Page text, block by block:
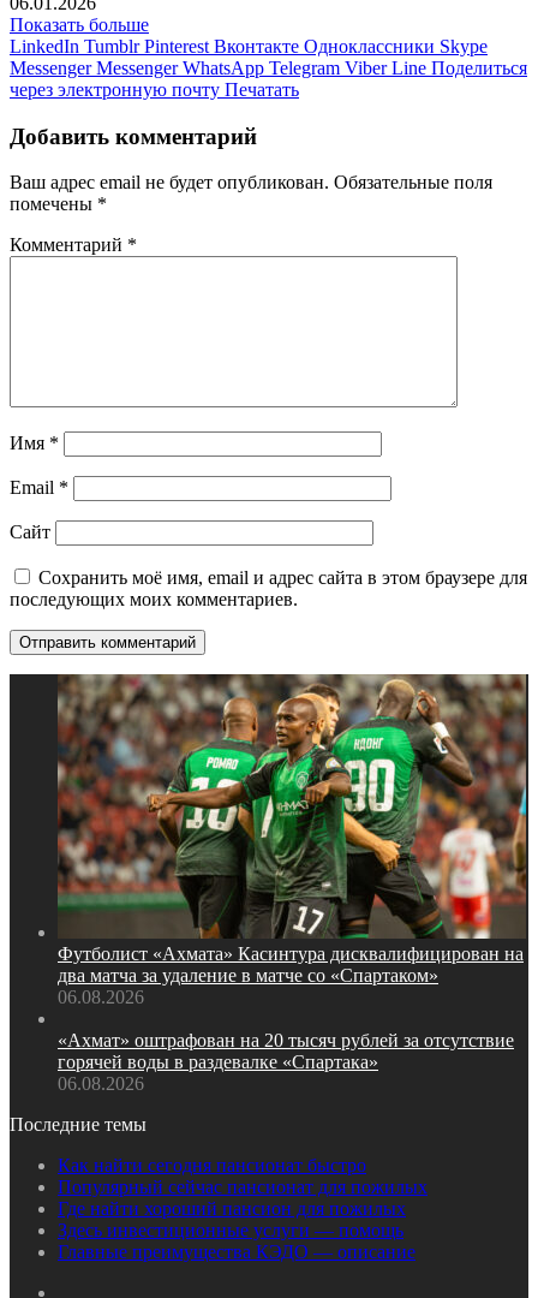
Показать больше
LinkedIn Tumblr Pinterest Вконтакте Одноклассники Skype
Messenger Messenger WhatsApp Telegram Viber Line Поделиться
через электронную почту Печатать
Добавить комментарий
Ваш адрес email не будет опубликован. Обязательные поля
помечены *
Комментарий *
Имя *
Email *
Сайт
Сохранить моё имя, email и адрес сайта в этом браузере для
последующих моих комментариев.
Футболист «Ахмата» Касинтура дисквалифицирован на
два матча за удаление в матче со «Спартаком»
06.08.2026
«Ахмат» оштрафован на 20 тысяч рублей за отсутствие
горячей воды в раздевалке «Спартака»
06.08.2026
Последние темы
Как найти сегодня пансионат быстро
Популярный сейчас пансионат для пожилых
Где найти хороший пансион для пожилых
Здесь инвестиционные услуги — помощь
Главные преимущества КЭДО — описание